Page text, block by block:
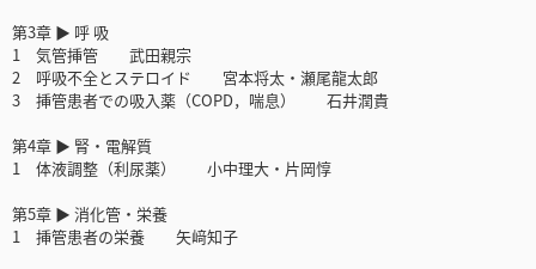
第3章 ▶ 呼 吸
1 気管挿管 武田親宗
2 呼吸不全とステロイド 宮本将太・瀬尾龍太郎
3 挿管患者での吸入薬（COPD，喘息） 石井潤貴
第4章 ▶ 腎・電解質
1 体液調整（利尿薬） 小中理大・片岡惇
第5章 ▶ 消化管・栄養
1 挿管患者の栄養 矢﨑知子